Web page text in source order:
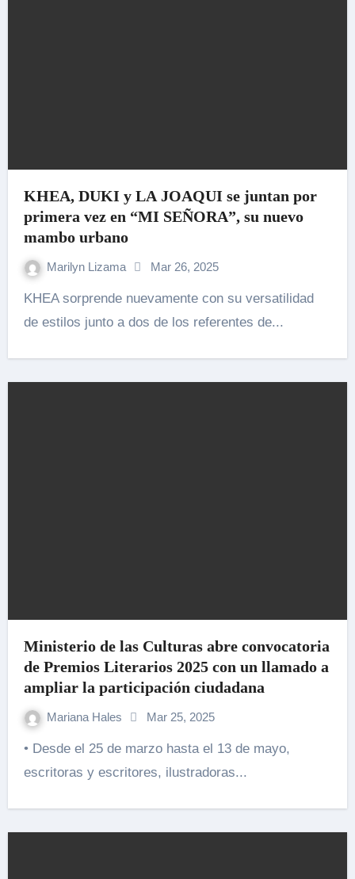
KHEA, DUKI y LA JOAQUI se juntan por
primera vez en “MI SEÑORA”, su nuevo
mambo urbano
Marilyn Lizama Mar 26, 2025
KHEA sorprende nuevamente con su versatilidad
de estilos junto a dos de los referentes de...
Ministerio de las Culturas abre convocatoria
de Premios Literarios 2025 con un llamado a
ampliar la participación ciudadana
Mariana Hales Mar 25, 2025
• Desde el 25 de marzo hasta el 13 de mayo,
escritoras y escritores, ilustradoras...